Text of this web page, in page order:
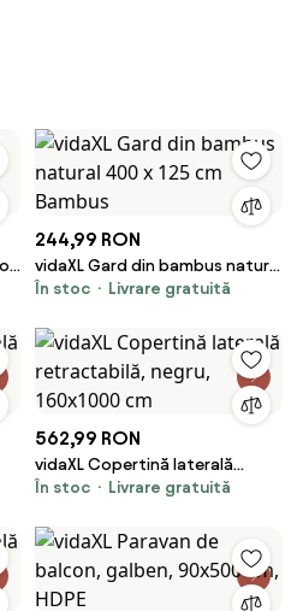
244,99 RON
vidaXL Gard din bambus natural
400 x 125 cm Bambus
În stoc Livrare gratuită
562,99 RON
vidaXL Copertină laterală
retractabilă, negru, 160x1000
În stoc Livrare gratuită